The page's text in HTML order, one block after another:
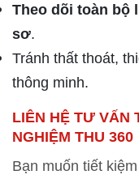
Theo dõi toàn bộ
sơ.
Tránh thất thoát,
thông minh.
LIÊN HỆ TƯ VẤN
NGHIỆM THU 360
Bạn muốn tiết